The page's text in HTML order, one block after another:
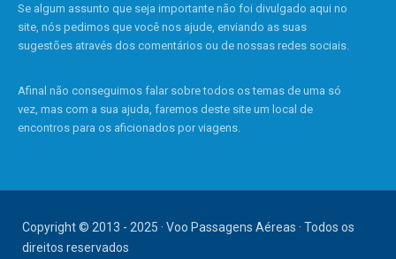
Se algum assunto que seja importante não foi divulgado aqui no
site, nós pedimos que você nos ajude, enviando as suas
sugestões através dos comentários ou de nossas redes sociais.
Afinal não conseguimos falar sobre todos os temas de uma só
vez, mas com a sua ajuda, faremos deste site um local de
encontros para os aficionados por viagens.
Copyright © 2013 - 2025 · Voo Passagens Aéreas · Todos os
direitos reservados